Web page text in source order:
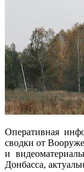
Оперативная
сводки от
и
Донбасса,